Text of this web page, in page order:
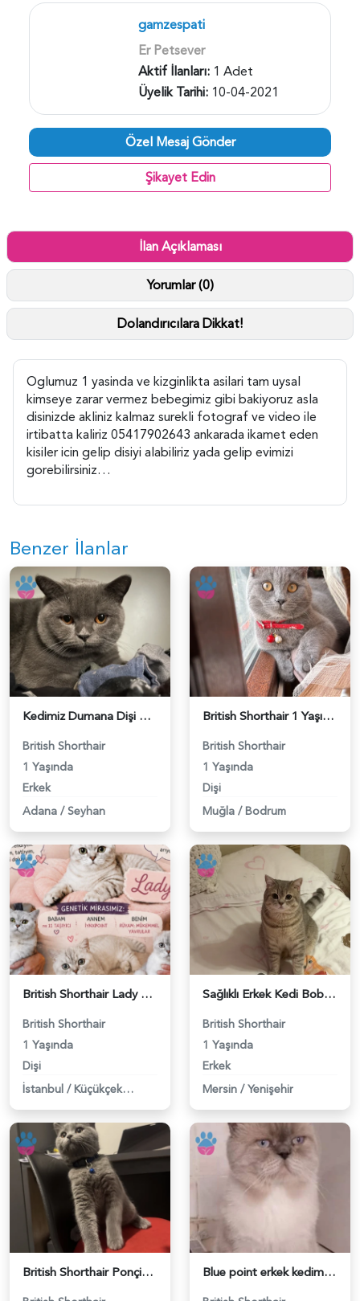
gamzespati
Er Petsever
Aktif İlanları: 1 Adet
Üyelik Tarihi: 10-04-2021
Özel Mesaj Gönder
Şikayet Edin
İlan Açıklaması
Yorumlar (0)
Dolandırıcılara Dikkat!
Oglumuz 1 yasinda ve kizginlikta asilari tam uysal
kimseye zarar vermez bebegimiz gibi bakiyoruz asla
disinizde akliniz kalmaz surekli fotograf ve video ile
irtibatta kaliriz 05417902643 ankarada ikamet eden
kisiler icin gelip disiyi alabiliriz yada gelip evimizi
gorebilirsiniz…
Benzer İlanlar
Kedimiz Dumana Dişi Eş arıyoruz - 118984658
British Shorthair
1 Yaşında
Erkek
Adana / Seyhan
British Shorthair 1 Yaşında Eş Arıyor - 118984662
British Shorthair
1 Yaşında
Dişi
Muğla / Bodrum
British Shorthair Lady kociş arıyor - 118984656
British Shorthair
1 Yaşında
Dişi
İstanbul / Küçükçekmece
Sağlıklı Erkek Kedi Bobi’ye Eş Aranıyor - 118984657
British Shorthair
1 Yaşında
Erkek
Mersin / Yenişehir
British Shorthair Ponçiğim Eş Arıyor - 118984654 Blue point erkek kedimize dişi eş arıyoruz - 118984655